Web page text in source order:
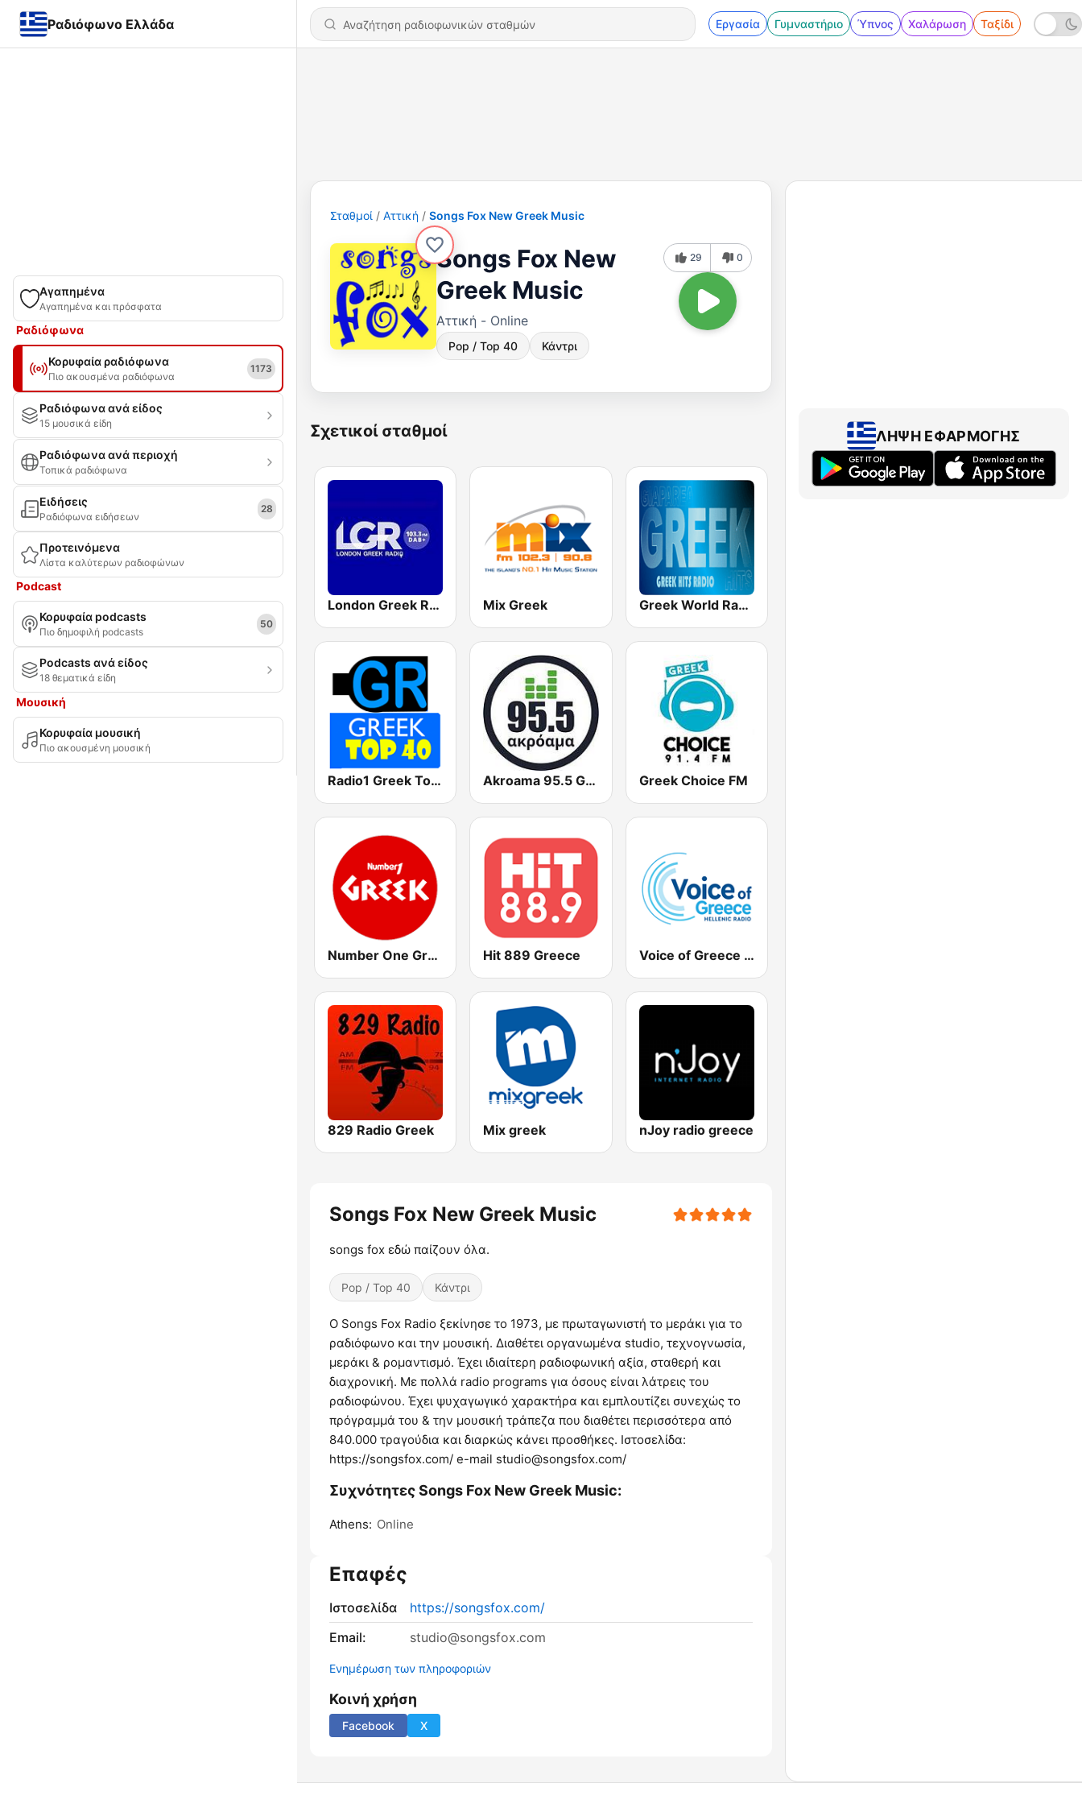
Ραδιόφωνο Ελλάδα Εργασία Γυμναστήριο Ύπνος Χαλάρωση Ταξίδι
Αγαπημένα
Αγαπημένα και πρόσφατα
Ραδιόφωνα
Κορυφαία ραδιόφωνα
Πιο ακουσμένα ραδιόφωνα
1173
Ραδιόφωνα ανά είδος
15 μουσικά είδη
Ραδιόφωνα ανά περιοχή
Τοπικά ραδιόφωνα
Ειδήσεις
Ραδιόφωνα ειδήσεων
28
Προτεινόμενα
Λίστα καλύτερων ραδιοφώνων
Podcast
Κορυφαία podcasts
Πιο δημοφιλή podcasts
50
Podcasts ανά είδος
18 θεματικά είδη
Μουσική
Κορυφαία μουσική
Πιο ακουσμένη μουσική
Σταθμοί Αττική Songs Fox New Greek Music
Songs Fox New
Greek Music
Αττική - Online
Pop / Top 40 Κάντρι
29 0
Σχετικοί σταθμοί
London Greek Radio Mix Greek Greek World Radio
Radio1 Greek Top 40 Akroama 95.5 Greek Music Greek Choice FM
Number One Greek Hit 889 Greece Voice of Greece - Η Φωνή Της Ελλάδας
829 Radio Greek Mix greek nJoy radio greece
Songs Fox New Greek Music
songs fox εδώ παίζουν όλα.
Pop / Top 40 Κάντρι
Ο Songs Fox Radio ξεκίνησε το 1973, με πρωταγωνιστή το μεράκι για το
ραδιόφωνο και την μουσική. Διαθέτει οργανωμένα studio, τεχνογνωσία,
μεράκι & ρομαντισμό. Έχει ιδιαίτερη ραδιοφωνική αξία, σταθερή και
διαχρονική. Με πολλά radio programs για όσους είναι λάτρεις του
ραδιοφώνου. Έχει ψυχαγωγικό χαρακτήρα και εμπλουτίζει συνεχώς το
πρόγραμμά του & την μουσική τράπεζα που διαθέτει περισσότερα από
840.000 τραγούδια και διαρκώς κάνει προσθήκες. Ιστοσελίδα:
https://songsfox.com/ e-mail studio@songsfox.com/
Συχνότητες Songs Fox New Greek Music:
Athens: Online
Επαφές
Ιστοσελίδα
https://songsfox.com/
Email:
studio@songsfox.com
Ενημέρωση των πληροφοριών
Κοινή χρήση
Facebook X
ΛΉΨΗ ΕΦΑΡΜΟΓΉΣ